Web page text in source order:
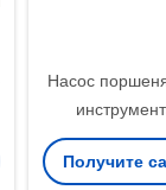
Насос
включенную
ЛИНДЕ
Получите